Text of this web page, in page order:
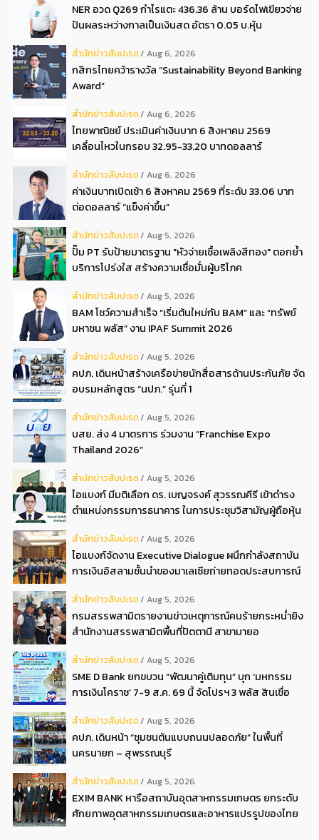
NER อวด Q269 กำไรแตะ 436.36 ล้าน บอร์ดไฟเขียวจ่าย
ปันผลระหว่างกาลเป็นเงินสด อัตรา 0.05 บ.หุ้น
สํานักข่าวสับปะรด Aug 6, 2026
กสิกรไทยคว้ารางวัล “Sustainability Beyond Banking
Award”
สํานักข่าวสับปะรด Aug 6, 2026
ไทยพาณิชย์ ประเมินค่าเงินบาท 6 สิงหาคม 2569
เคลื่อนไหวในกรอบ 32.95-33.20 บาทดอลลาร์
สํานักข่าวสับปะรด Aug 6, 2026
ค่าเงินบาทเปิดเช้า 6 สิงหาคม 2569 ที่ระดับ 33.06 บาท
ต่อดอลลาร์ “แข็งค่าขึ้น”
สํานักข่าวสับปะรด Aug 5, 2026
ปั๊ม PT รับป้ายมาตรฐาน "หัวจ่ายเชื้อเพลิงสีทอง" ตอกย้ำ
บริการโปร่งใส สร้างความเชื่อมั่นผู้บริโภค
สํานักข่าวสับปะรด Aug 5, 2026
BAM โชว์ความสำเร็จ “เริ่มต้นใหม่กับ BAM” และ “ทรัพย์
มหาชน พลัส” งาน IPAF Summit 2026
สํานักข่าวสับปะรด Aug 5, 2026
คปภ. เดินหน้าสร้างเครือข่ายนักสื่อสารด้านประกันภัย จัด
อบรมหลักสูตร “นปภ.” รุ่นที่ 1
สํานักข่าวสับปะรด Aug 5, 2026
บสย. ส่ง 4 มาตรการ ร่วมงาน “Franchise Expo
Thailand 2026”
สํานักข่าวสับปะรด Aug 5, 2026
ไอแบงก์ มีมติเลือก ดร. เบญจรงค์ สุวรรณคีรี เข้าดำรง
ตำแหน่งกรรมการธนาคาร ในการประชุมวิสามัญผู้ถือหุ้น
สํานักข่าวสับปะรด Aug 5, 2026
ไอแบงก์จัดงาน Executive Dialogue ผนึกกำลังสถาบัน
การเงินอิสลามชั้นนำของมาเลเซียถ่ายทอดประสบการณ์
อิสลามแห่งอนาคต
สํานักข่าวสับปะรด Aug 5, 2026
กรมสรรพสามิตรายงานข่าวเหตุการณ์คนร้ายกระหน่ำยิง
สำนักงานสรรพสามิตพื้นที่ปัตตานี สาขามายอ
สํานักข่าวสับปะรด Aug 5, 2026
SME D Bank ยกขบวน “พัฒนาคู่เติมทุน” บุก ‘มหกรรม
การเงินโคราช’ 7-9 ส.ค. 69 นี้ จัดโปรฯ 3 พลัส สินเชื่อ
สํานักข่าวสับปะรด Aug 5, 2026
คปภ. เดินหน้า “ชุมชนต้นแบบถนนปลอดภัย” ในพื้นที่
นครนายก – สุพรรณบุรี
สํานักข่าวสับปะรด Aug 5, 2026
EXIM BANK หารือสถาบันอุตสาหกรรมเกษตร ยกระดับ
ศักยภาพอุตสาหกรรมเกษตรและอาหารแปรรูปของไทย